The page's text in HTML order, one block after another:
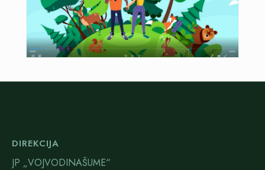
DIREKCIJA
JP „VOJVODINAŠUME“